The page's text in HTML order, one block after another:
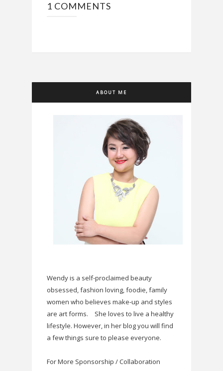
1 COMMENTS
ABOUT ME
Wendy is a self-proclaimed beauty
obsessed, fashion loving, foodie, family
women who believes make-up and styles
are art forms.
She loves to live a healthy
lifestyle. However, in her blog you will find
a few things sure to please everyone.
For More Sponsorship / Collaboration